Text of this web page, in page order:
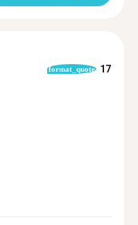
format_quote 17